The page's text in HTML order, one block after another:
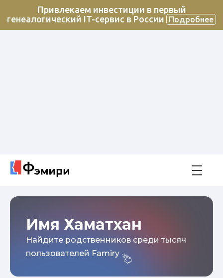
Привлекаем инвестиции в первый
генеалогический IT-сервис в России
Подробнее
Имя Хаматхан
Найдите родственников среди тысяч
пользователей Famiry